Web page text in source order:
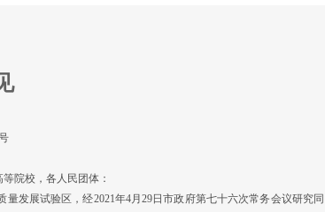
号
院校，各人民团体：
展试验区，经2021年4月29日市政府第七十六次常务会议研究同